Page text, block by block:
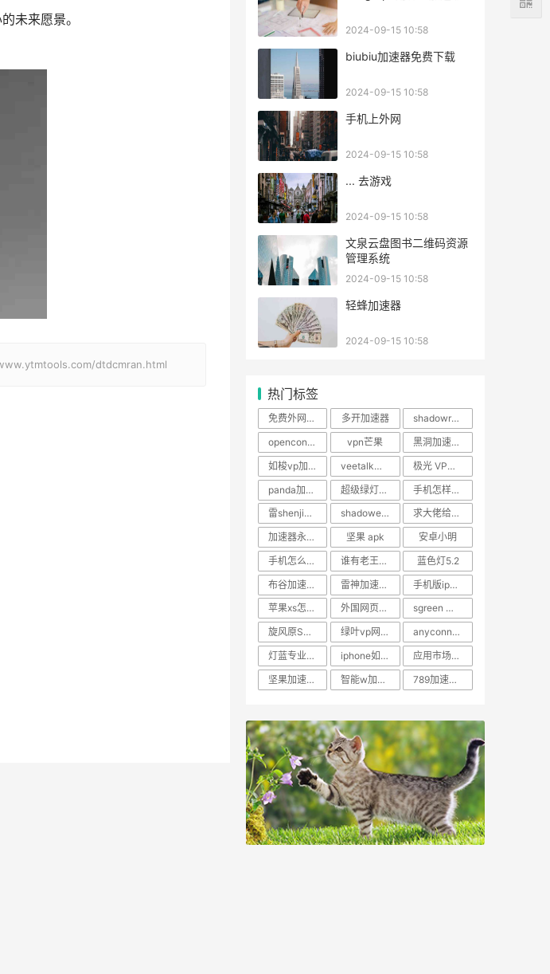
未来愿景。
www.ytmtools.com/dtdcmran.html
2024-09-15 10:58
biubiu加速器免费下载
2024-09-15 10:58
手机上外网
2024-09-15 10:58
... 去游戏
2024-09-15 10:58
文泉云盘图书二维码资源
管理系统
2024-09-15 10:58
轻蜂加速器
2024-09-15 10:58
热门标签
免费外网加速器 百度网盘 多开加速器
shadowrocket mac下载
openconnect安卓客户端下载
vpn芒果
黑洞加速下载
如梭vp加速器
veetalk安卓下载baacloud官网已全新改
极光 VP最新版2024 PC版
panda加速器下载官网
超级绿灯电脑版 破解版
手机怎样搭梯子用谷歌
雷shenjiasuqi
shadoweocket电脑端
求大佬给个梯子
加速器永久免费手机
坚果 apk
安卓小明
手机怎么连上谷歌服务器
谁有老王vp加速器安装包
蓝色灯5.2
布谷加速器pc
雷神加速器 安卓
手机版ip转换器
苹果xs怎么使用ins
外国网页免费加速器
sgreen 不受信任
旋风原SUB加速器免费
绿叶vp网盘
anyconnection 安卓
灯蓝专业版免费
iphone如何浏览外网
应用市场布谷加速器
坚果加速器官网下载
智能w加速器 789加速器最新破解